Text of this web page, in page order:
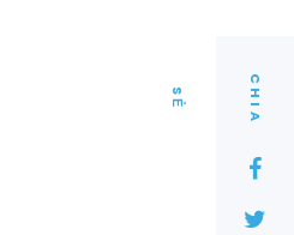
C
H I
A
S
Ẻ